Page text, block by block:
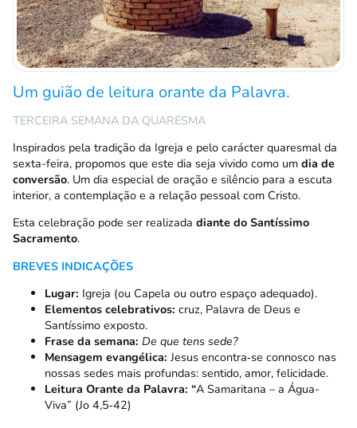
Um guião de leitura orante da Palavra.
TERCEIRA SEMANA DA QUARESMA
Inspirados pela tradição da Igreja e pelo carácter quaresmal da
sexta-feira, propomos que este dia seja vivido como um dia de
conversão. Um dia especial de oração e silêncio para a escuta
interior, a contemplação e a relação pessoal com Cristo.
Esta celebração pode ser realizada diante do Santíssimo
Sacramento.
BREVES INDICAÇÕES
Lugar: Igreja (ou Capela ou outro espaço adequado).
Elementos celebrativos: cruz, Palavra de Deus e
Santíssimo exposto.
Frase da semana: De que tens sede?
Mensagem evangélica: Jesus encontra‑se connosco nas
nossas sedes mais profundas: sentido, amor, felicidade.
Leitura Orante da Palavra: “A Samaritana – a Água-
Viva” (Jo 4,5‑42)